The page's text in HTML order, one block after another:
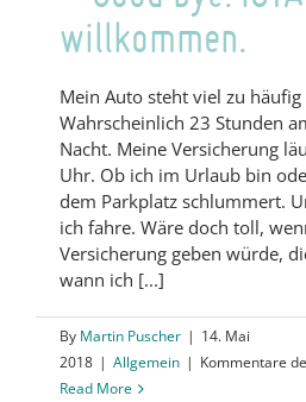
willkommen.
Mein Auto steht viel zu
Wahrscheinlich 23 Stunden
Nacht. Meine Versicherung
Uhr. Ob ich im Urlaub bin
dem Parkplatz schlummert.
ich fahre. Wäre doch toll,
Versicherung geben würde,
wann ich [...]
By Martin Puscher | 14. Mai
2018 | Allgemein | Kommentare
Read More